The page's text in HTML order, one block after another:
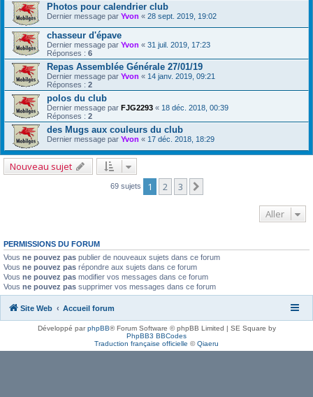
Photos pour calendrier club
Dernier message par Yvon « 28 sept. 2019, 19:02
chasseur d'épave
Dernier message par Yvon « 31 juil. 2019, 17:23
Réponses : 6
Repas Assemblée Générale 27/01/19
Dernier message par Yvon « 14 janv. 2019, 09:21
Réponses : 2
polos du club
Dernier message par FJG2293 « 18 déc. 2018, 00:39
Réponses : 2
des Mugs aux couleurs du club
Dernier message par Yvon « 17 déc. 2018, 18:29
Nouveau sujet
69 sujets 1 2 3
Aller
PERMISSIONS DU FORUM
Vous ne pouvez pas publier de nouveaux sujets dans ce forum
Vous ne pouvez pas répondre aux sujets dans ce forum
Vous ne pouvez pas modifier vos messages dans ce forum
Vous ne pouvez pas supprimer vos messages dans ce forum
Site Web Accueil forum
Développé parphpBB® Forum Software © phpBB Limited | SE Square by
PhpBB3 BBCodes
Traduction française officielle ©Qiaeru